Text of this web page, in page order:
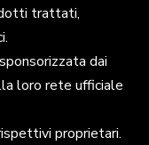
trattati,
dai
loro rete ufficiale
proprietari.